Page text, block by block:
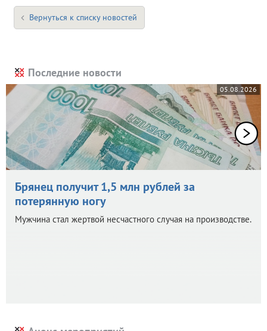
Вернуться к списку новостей
Последние новости
05.08.2026
Брянец получит 1,5 млн рублей за
потерянную ногу
Мужчина стал жертвой несчастного случая на производстве.